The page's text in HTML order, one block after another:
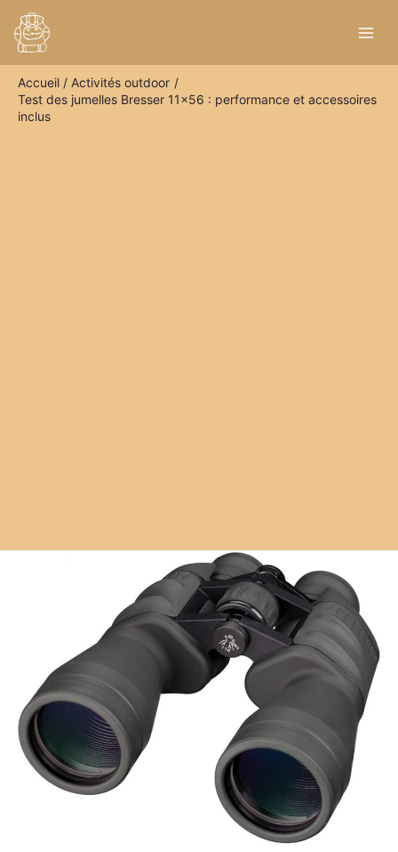
contenu
Accueil
Activités outdoor
Test des jumelles Bresser 11×56 : performance et accessoires
inclus
e
h
e